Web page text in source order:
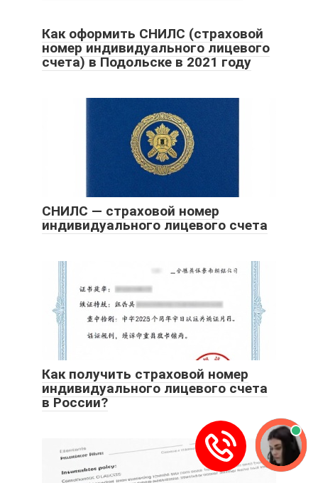
Как оформить СНИЛС (страховой
номер индивидуального лицевого
счета) в Подольске в 2021 году
СНИЛС — страховой номер
индивидуального лицевого счета
Как получить страховой номер
индивидуального лицевого счета
в России?